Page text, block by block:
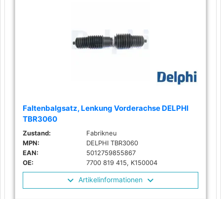
Faltenbalgsatz, Lenkung Vorderachse DELPHI
TBR3060
Zustand:
Fabrikneu
MPN:
DELPHI TBR3060
EAN:
5012759855867
OE:
7700 819 415, K150004
Artikelinformationen